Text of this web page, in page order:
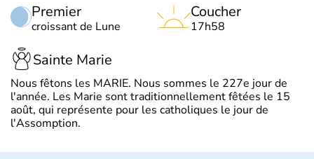
Premier
croissant de Lune
Coucher
17h58
Sainte Marie
Nous fêtons les MARIE. Nous sommes le 227e jour de
l'année. Les Marie sont traditionnellement fêtées le 15
août, qui représente pour les catholiques le jour de
l'Assomption.